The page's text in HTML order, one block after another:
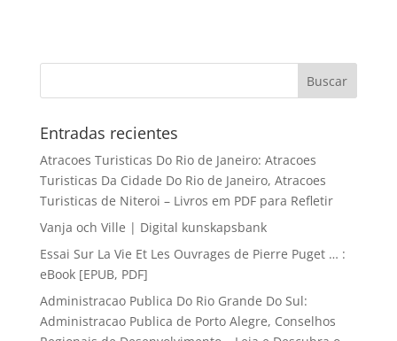
Entradas recientes
Atracoes Turisticas Do Rio de Janeiro: Atracoes
Turisticas Da Cidade Do Rio de Janeiro, Atracoes
Turisticas de Niteroi – Livros em PDF para Refletir
Vanja och Ville | Digital kunskapsbank
Essai Sur La Vie Et Les Ouvrages de Pierre Puget … :
eBook [EPUB, PDF]
Administracao Publica Do Rio Grande Do Sul:
Administracao Publica de Porto Alegre, Conselhos